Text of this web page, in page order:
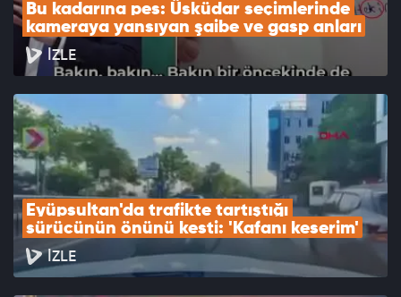
Bu kadarına pes: Üsküdar seçimlerinde
kameraya yansıyan şaibe ve gasp anları
İZLE
Eyüpsultan'da trafikte tartıştığı
sürücünün önünü kesti: 'Kafanı keserim'
İZLE